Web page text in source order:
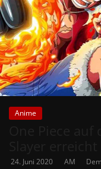
Anime
24. Juni 2020 AM